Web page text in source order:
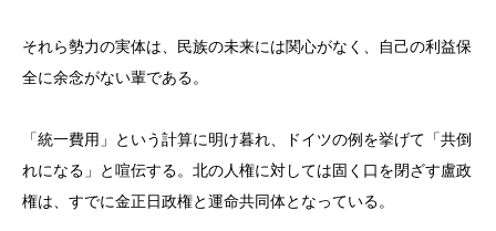
それら勢力の実体は、民族の未来には関心がなく、自己の利益保
全に余念がない輩である。
「統一費用」という計算に明け暮れ、ドイツの例を挙げて「共倒
れになる」と喧伝する。北の人権に対しては固く口を閉ざす盧政
権は、すでに金正日政権と運命共同体となっている。